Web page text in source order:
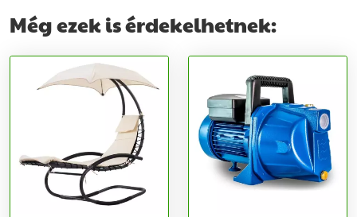
Még ezek is érdekelhetnek: